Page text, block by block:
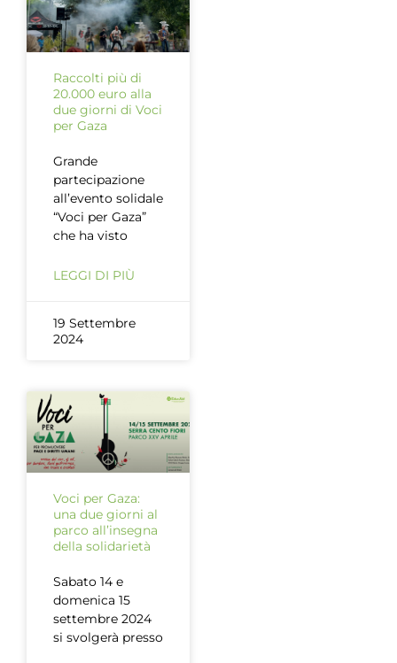
Raccolti più di
20.000 euro alla
due giorni di Voci
per Gaza
Grande
partecipazione
all’evento solidale
“Voci per Gaza”
che ha visto
LEGGI DI PIÙ
19 Settembre
2024
Voci per Gaza:
una due giorni al
parco all’insegna
della solidarietà
Sabato 14 e
domenica 15
settembre 2024
si svolgerà presso